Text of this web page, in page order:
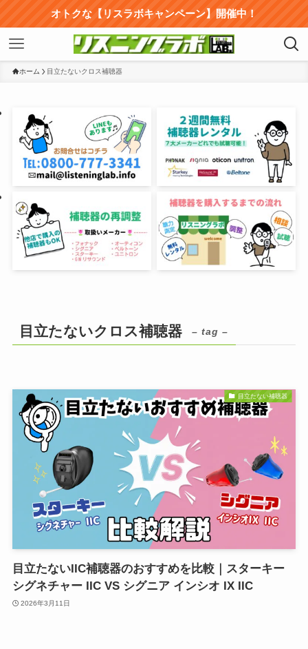
オトクな【リスラボキャンペーン】開催中！
ホーム 目立たないクロス補聴器
目立たないクロス補聴器 – tag –
目立たない補聴器
目立たないIIC補聴器のおすすめを比較｜スターキー
シグネチャー IIC VS シグニア インシオ IX IIC
2026年3月11日